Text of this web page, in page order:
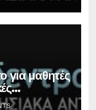
για μαθητές